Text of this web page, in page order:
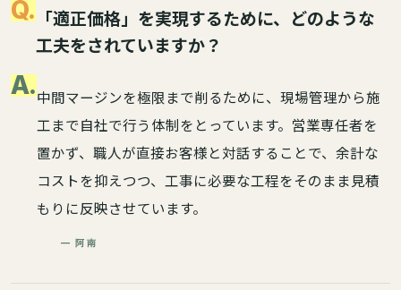
Q.「適正価格」を実現するために、どのような
工夫をされていますか？
A.中間マージンを極限まで削るために、現場管理から施
工まで自社で行う体制をとっています。営業専任者を
置かず、職人が直接お客様と対話することで、余計な
コストを抑えつつ、工事に必要な工程をそのまま見積
もりに反映させています。
— 阿南